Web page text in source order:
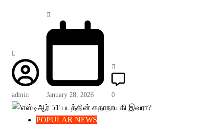
admin January 28, 2026 0
POPULAR NEWS